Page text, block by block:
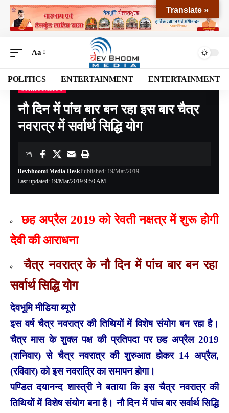
Aa
POLITICS ENTERTAINMENT ENTERTAINMENT
Devbhoomi Media >Blog>SPIRITUALITY>नौ दिन में पांच बार बन रहा इस बार चैत्र नवरात्र में सर्वार्थ सिद्धि योग
नौ दिन में पांच बार बन रहा इस बार चैत्र
नवरात्र में सर्वार्थ सिद्धि योग
Last updated: 19/Mar/2019 9:50 AM
Devbhoomi Media DeskPublished: 19/Mar/2019
छह अप्रैल 2019 को रेवती नक्षत्र में शुरू होगी
देवी की आराधना
चैत्र नवरात्र के नौ दिन में पांच बार बन रहा
सर्वार्थ सिद्धि योग
देवभूमि मीडिया ब्यूरो
इस वर्ष चैत्र नवरात्र की तिथियों में विशेष संयोग बन रहा है।
चैत्र मास के शुक्ल पक्ष की प्रतिपदा पर छह अप्रैल 2019
(शनिवार) से चैत्र नवरात्र की शुरुआत होकर 14 अप्रैल,
(रविवार) को इस नवरात्रि का समापन होगा।
पण्डित दयानन्द शास्त्री ने बताया कि इस चैत्र नवरात्र की
तिथियों में विशेष संयोग बना है। नौ दिन में पांच बार सर्वार्थ सिद्धि
Translate »